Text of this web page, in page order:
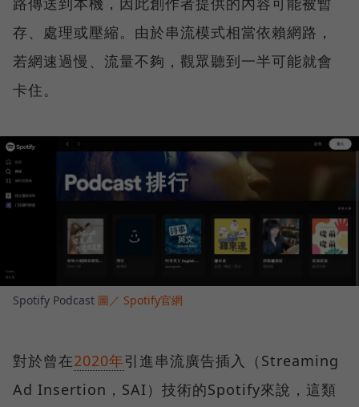
存、處理或壓縮。由於串流模式相當依賴網路，
若網速過慢、流量不夠，觀眾聽到一半可能就會
卡住。
Spotify Podcast 圖／ Spotify官網
對於曾在2020年引進串流廣告插入（Streaming
Ad Insertion，SAI）技術的Spotify來說，這類